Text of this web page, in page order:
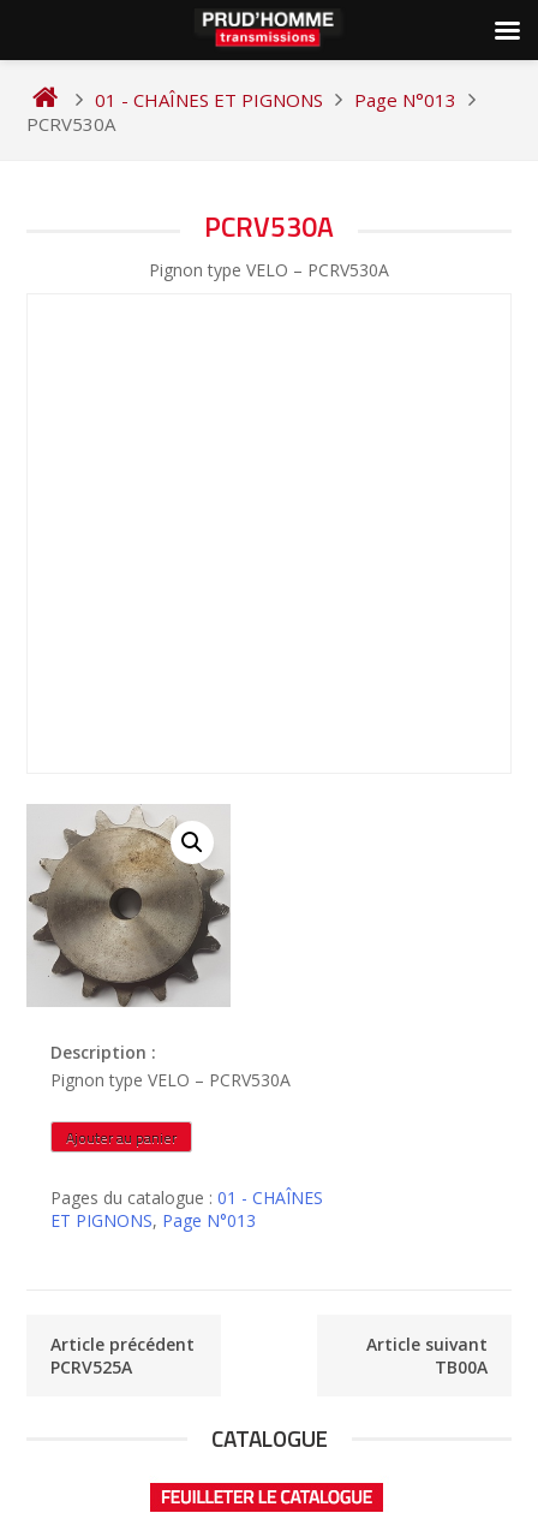
content
01 - CHAÎNES ET PIGNONS
Page N°013
PCRV530A
PCRV530A
Pignon type VELO – PCRV530A
Description :
Pignon type VELO – PCRV530A
quantité
de
Ajouter au panier
Pages du catalogue :01 - CHAÎNES
ET PIGNONS, Page N°013
Article précédent
PCRV525A
Article suivant
TB00A
CATALOGUE